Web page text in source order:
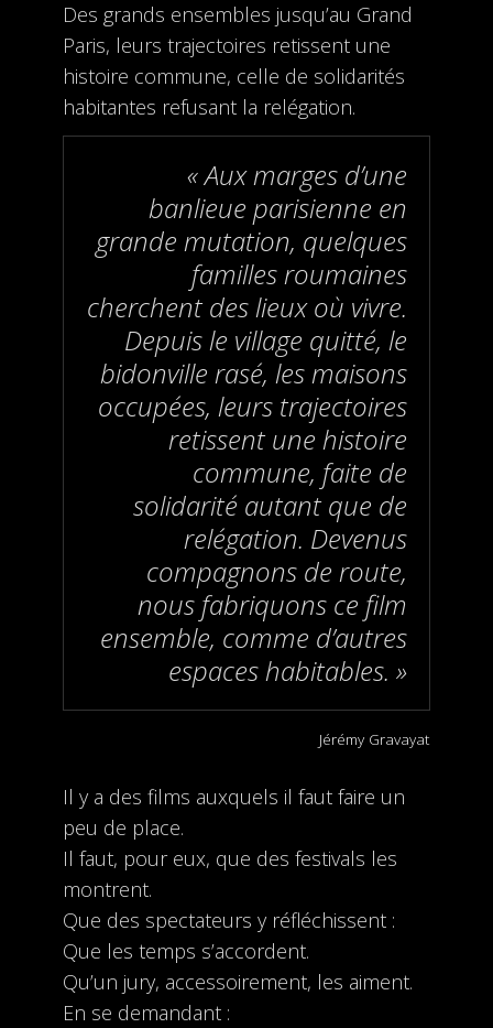
Des grands ensembles jusqu’au Grand
Paris, leurs trajectoires retissent une
histoire commune, celle de solidarités
habitantes refusant la relégation.
« Aux marges d’une
banlieue parisienne en
grande mutation, quelques
familles roumaines
cherchent des lieux où vivre.
Depuis le village quitté, le
bidonville rasé, les maisons
occupées, leurs trajectoires
retissent une histoire
commune, faite de
solidarité autant que de
relégation. Devenus
compagnons de route,
nous fabriquons ce film
ensemble, comme d’autres
espaces habitables. »
Jérémy Gravayat
Il y a des films auxquels il faut faire un
peu de place.
Il faut, pour eux, que des festivals les
montrent.
Que des spectateurs y réfléchissent :
Que les temps s’accordent.
Qu’un jury, accessoirement, les aiment.
En se demandant :